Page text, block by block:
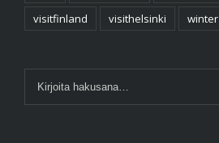
visitfinland
visithelsinki winter